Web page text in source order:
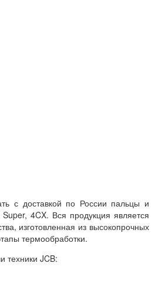
с доставкой по России пальцы и
4CX. Вся продукция является
изготовленная из высокопрочных
термообработки.
техники JCB: